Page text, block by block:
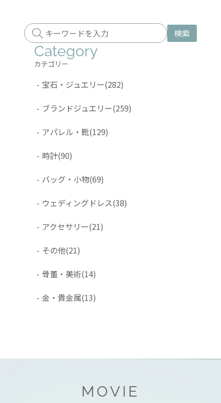
検索
Category
カテゴリー
- 宝石・ジュエリー(282)
- ブランドジュエリー(259)
- アパレル・靴(129)
- 時計(90)
- バッグ・小物(69)
- ウェディングドレス(38)
- アクセサリー(21)
- その他(21)
- 骨董・美術(14)
- 金・貴金属(13)
MOVIE